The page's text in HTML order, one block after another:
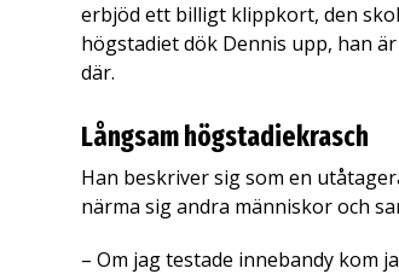
erbjöd ett billigt klippkort, den
högstadiet dök Dennis upp, han
där.
Långsam högstadiekrasch
Han beskriver sig som en
närma sig andra människor och
– Om jag testade innebandy kom